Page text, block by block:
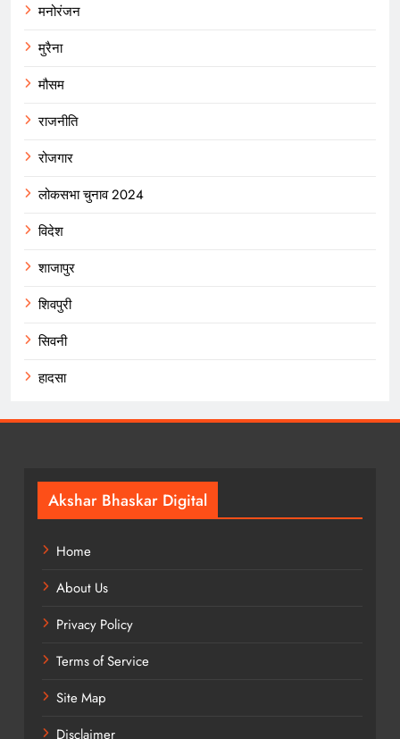
मनोरंजन
मुरैना
मौसम
राजनीति
रोजगार
लोकसभा चुनाव 2024
विदेश
शाजापुर
शिवपुरी
सिवनी
हादसा
Akshar Bhaskar Digital
Home
About Us
Privacy Policy
Terms of Service
Site Map
Disclaimer